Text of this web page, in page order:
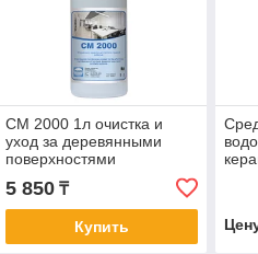
CM 2000 1л очистка и
уход за деревянными
поверхностями
5 850₸
Купить